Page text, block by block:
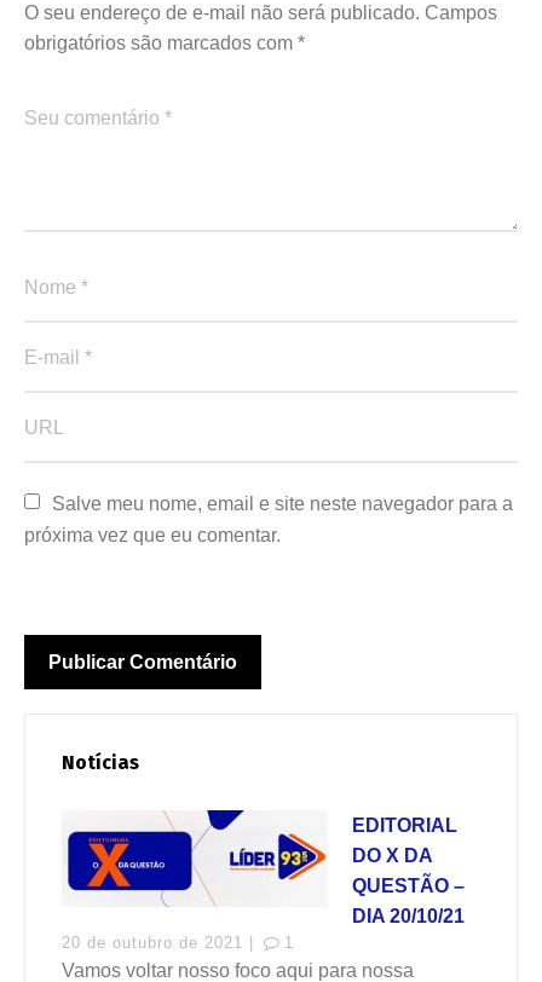
O seu endereço de e-mail não será publicado. Campos
obrigatórios são marcados com *
Salve meu nome, email e site neste navegador para a
próxima vez que eu comentar.
Notícias
EDITORIAL
DO X DA
QUESTÃO –
DIA 20/10/21
20 de outubro de 2021 | 1
Vamos voltar nosso foco aqui para nossa